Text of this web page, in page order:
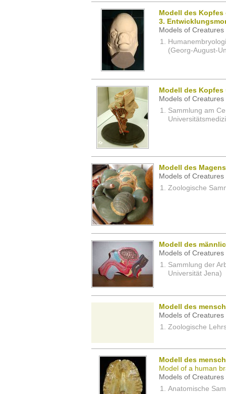
Modell des
3.
Models of
(Georg-August-
Modell des
Models of
Sammlung am
Modell des
Models of
Zoologische
Modell des
Models of
Sammlung der
Universität Jena)
Modell des
Models of
Zoologische
Modell des
Model of a human
Models of
Anatomische